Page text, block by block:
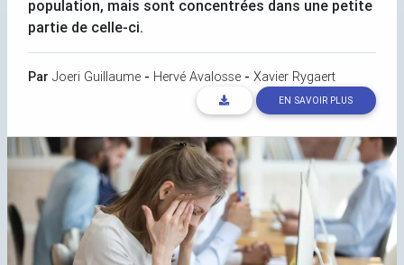
population, mais sont concentrées dans une petite
partie de celle-ci.
Par Joeri Guillaume - Hervé Avalosse - Xavier Rygaert
EN SAVOIR PLUS